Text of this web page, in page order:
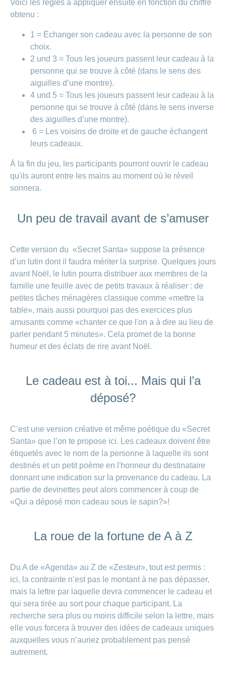
Voici les règles à appliquer ensuite en fonction du chiffre
obtenu :
1 = Échanger son cadeau avec la personne de son
choix.
2 und 3 = Tous les joueurs passent leur cadeau à la
personne qui se trouve à côté (dans le sens des
aiguilles d’une montre).
4 und 5 = Tous les joueurs passent leur cadeau à la
personne qui se trouve à côté (dans le sens inverse
des aiguilles d’une montre).
6 = Les voisins de droite et de gauche échangent
leurs cadeaux.
À la fin du jeu, les participants pourront ouvrir le cadeau
qu'ils auront entre les mains au moment où le réveil
sonnera.
Un peu de travail avant de s’amuser
Cette version du «Secret Santa» suppose la présence
d’un lutin dont il faudra mériter la surprise. Quelques jours
avant Noël, le lutin pourra distribuer aux membres de la
famille une feuille avec de petits travaux à réaliser : de
petites tâches ménagères classique comme «mettre la
table», mais aussi pourquoi pas des exercices plus
amusants comme «chanter ce que l'on a à dire au lieu de
parler pendant 5 minutes». Cela promet de la bonne
humeur et des éclats de rire avant Noël.
Le cadeau est à toi... Mais qui l’a
déposé?
C’est une version créative et même poétique du «Secret
Santa» que l’on te propose ici. Les cadeaux doivent être
étiquetés avec le nom de la personne à laquelle ils sont
destinés et un petit poème en l'honneur du destinataire
donnant une indication sur la provenance du cadeau. La
partie de devinettes peut alors commencer à coup de
«Qui a déposé mon cadeau sous le sapin?»!
La roue de la fortune de A à Z
Du A de «Agenda» au Z de «Zesteur», tout est permis :
ici, la contrainte n’est pas le montant à ne pas dépasser,
mais la lettre par laquelle devra commencer le cadeau et
qui sera tirée au sort pour chaque participant. La
recherche sera plus ou moins difficile selon la lettre, mais
elle vous forcera à trouver des idées de cadeaux uniques
auxquelles vous n’auriez probablement pas pensé
autrement.